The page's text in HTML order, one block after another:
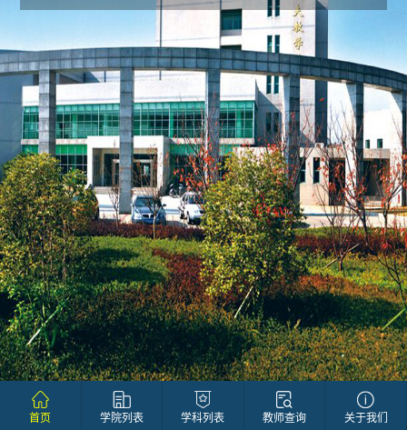
首页 学院列表 学科列表 教师查询 关于我们